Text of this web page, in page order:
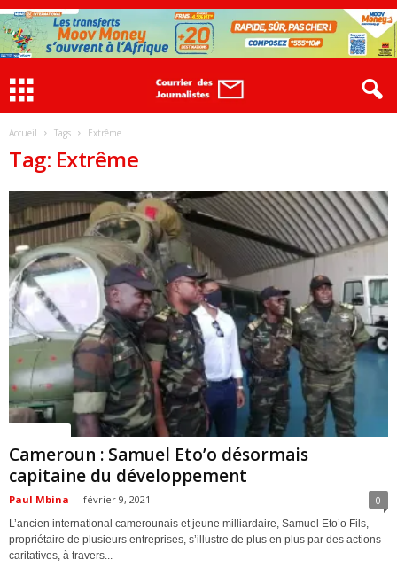
Accueil Tags Extrême
Tag: Extrême
Cameroun : Samuel Eto’o désormais
capitaine du développement
Paul Mbina - février 9, 2021 0
L’ancien international camerounais et jeune milliardaire, Samuel Eto’o Fils,
propriétaire de plusieurs entreprises, s’illustre de plus en plus par des actions
caritatives, à travers...